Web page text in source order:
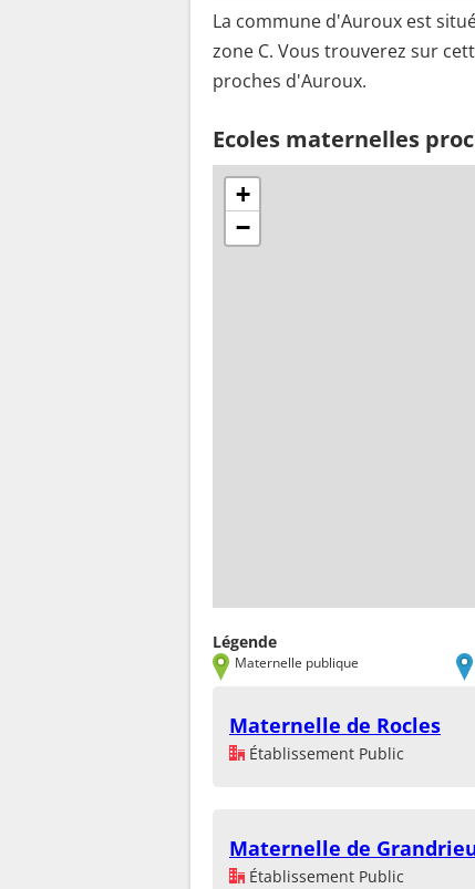
La commune d'Auroux est
zone C. Vous trouverez sur
proches d'Auroux.
Ecoles maternelles
+
−
Légende
Maternelle publique
Maternelle de Rocles
Établissement Public
Maternelle de
Établissement Public